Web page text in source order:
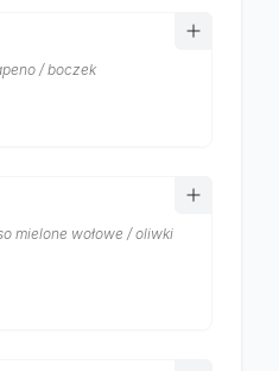
/ boczek
mielone wołowe / oliwki